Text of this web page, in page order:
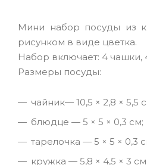
Мини набор посуды из
рисунком в виде цветка.
Набор включает: 4
Размеры посуды:
чайник— 10,5 × 2,8 × 5,5
блюдце — 5 × 5 × 0,3 см;
тарелочка — 5 × 5 × 0,3
кружка — 5,8 × 4,5 × 3 см.